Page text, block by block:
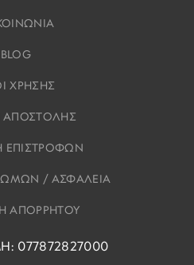
BLOG
ΧΡΗΣΗΣ
ΑΠΟΣΤΟΛΗΣ
ΕΠΙΣΤΡΟΦΩΝ
/ ΑΣΦΑΛΕΙΑ
ΑΠΟΡΡΗΤΟΥ
077872827000